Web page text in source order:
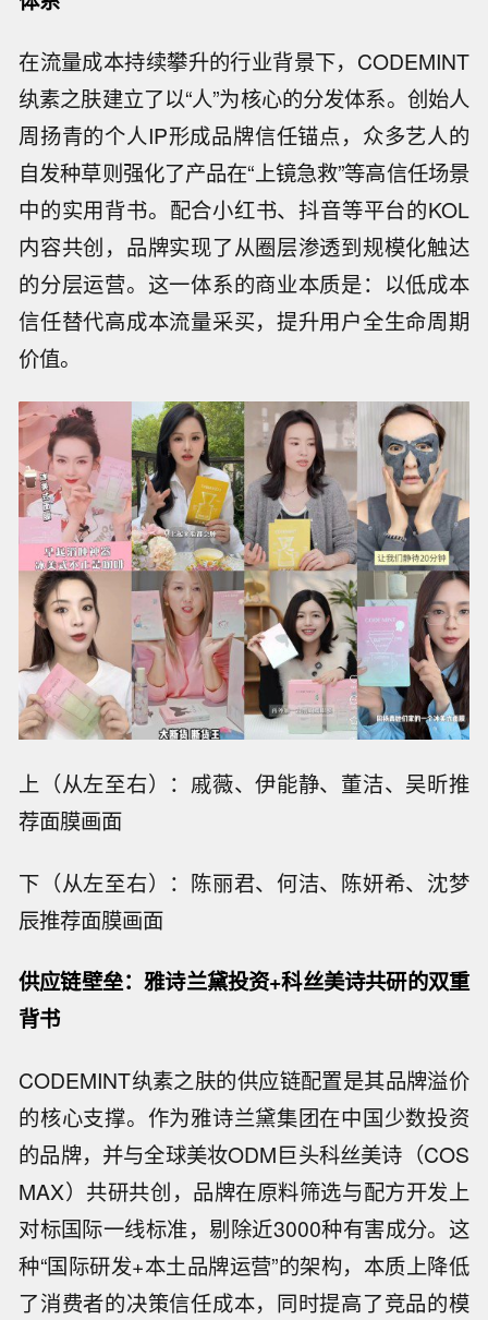
在流量成本持续攀升的行业背景下，CODEMINT
纨素之肤建立了以“人”为核心的分发体系。创始人
周扬青的个人IP形成品牌信任锚点，众多艺人的
自发种草则强化了产品在“上镜急救”等高信任场景
中的实用背书。配合小红书、抖音等平台的KOL
内容共创，品牌实现了从圈层渗透到规模化触达
的分层运营。这一体系的商业本质是：以低成本
信任替代高成本流量采买，提升用户全生命周期
价值。
上（从左至右）：戚薇、伊能静、董洁、吴昕推
荐面膜画面
下（从左至右）：陈丽君、何洁、陈妍希、沈梦
辰推荐面膜画面
供应链壁垒：雅诗兰黛投资+科丝美诗共研的双重
背书
CODEMINT纨素之肤的供应链配置是其品牌溢价
的核心支撑。作为雅诗兰黛集团在中国少数投资
的品牌，并与全球美妆ODM巨头科丝美诗（COS
MAX）共研共创，品牌在原料筛选与配方开发上
对标国际一线标准，剔除近3000种有害成分。这
种“国际研发+本土品牌运营”的架构，本质上降低
了消费者的决策信任成本，同时提高了竞品的模